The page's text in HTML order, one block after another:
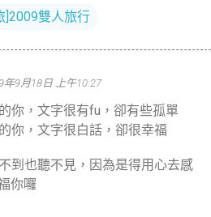
]2009雙人旅行
年9月18日 上午10:27
你，文字很有fu，卻有些孤單
你，文字很白話，卻很幸福
到也聽不見，因為是得用心去感
你囉